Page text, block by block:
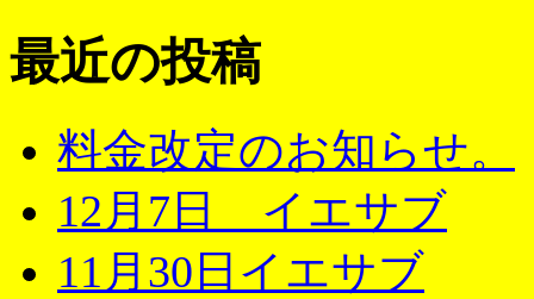
最近の投稿
料金改定のお知らせ。
12月7日 イエサブ
11月30日イエサブ